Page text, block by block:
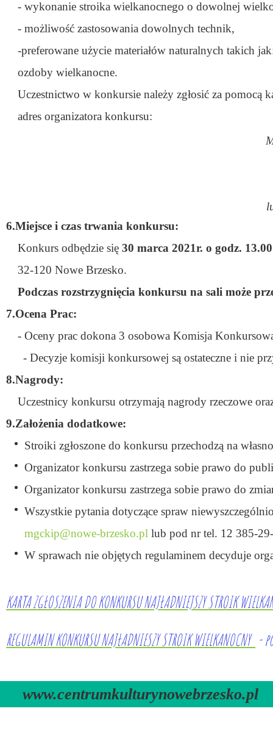
- wykonanie stroika wielkanocnego o dowolnej
- możliwość zastosowania dowolnych technik,
-preferowane użycie materiałów naturalnych takich
ozdoby wielkanocne.
Uczestnictwo w konkursie należy zgłosić za pomocą
adres organizatora konkursu:
6.Miejsce i czas trwania konkursu:
Konkurs odbędzie się 30 marca 2021r. o godz. 13.00
32-120 Nowe Brzesko.
Podczas rozstrzygnięcia konkursu na sali może
7.Ocena Prac:
- Oceny prac dokona 3 osobowa Komisja
- Decyzje komisji konkursowej są ostateczne i nie
8.Nagrody:
Uczestnicy konkursu otrzymają nagrody rzeczowe
9.Założenia dodatkowe:
Stroiki zgłoszone do konkursu przechodzą na
Organizator konkursu zastrzega sobie prawo do
Organizator konkursu zastrzega sobie prawo do
Wszystkie pytania dotyczące spraw
mgckip@nowe-brzesko.pl lub pod nr tel. 12 385-
W sprawach nie objętych regulaminem decyduje
KARTA ZGŁOSZENIA DO KONKURSU NAJŁADNIEJSZY STROIK
REGULAMIN KONKURSU NAJŁADNIESZY STROIK WIELKANOCNY -
www.centrumkulturynowebrzesko.pl